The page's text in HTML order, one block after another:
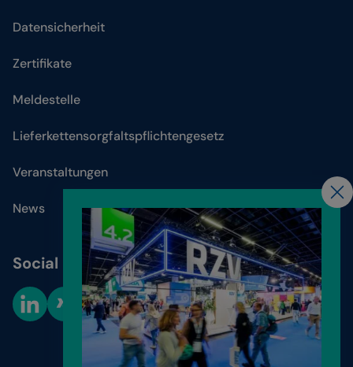
Datensicherheit
Zertifikate
Meldestelle
Lieferkettensorgfaltspflichtengesetz
Veranstaltungen
News
Social Media